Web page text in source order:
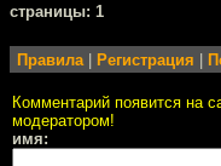
cтраницы: 1
Правила Регистрация
Комментарий появится на
модератором!
имя: